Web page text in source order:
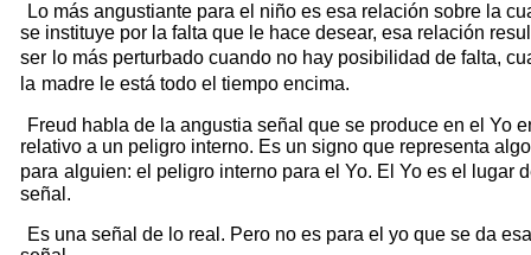
Lo más angustiante para el niño es esa relación sobre la
se instituye por la falta que le hace desear, esa relación
ser lo más perturbado cuando no hay posibilidad de falta,
la madre le está todo el tiempo encima.
Freud habla de la angustia señal que se produce en el Yo
relativo a un peligro interno. Es un signo que representa algo
para alguien: el peligro interno para el Yo. El Yo es el lugar
señal.
Es una señal de lo real. Pero no es para el yo que se da esa